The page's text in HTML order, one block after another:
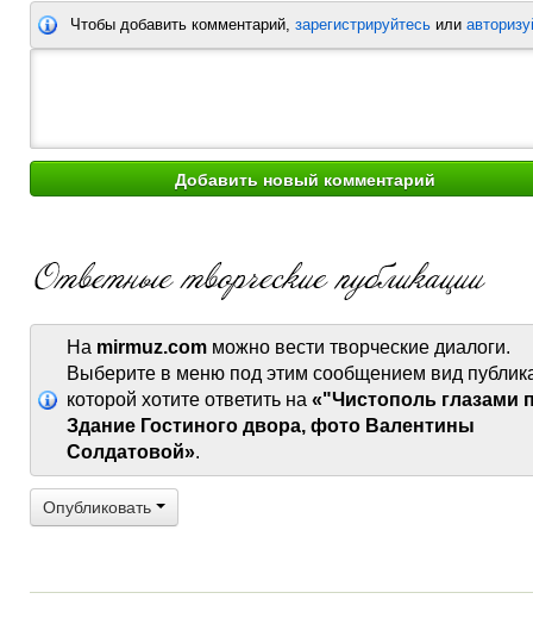
Чтобы добавить комментарий, зарегистрируйтесь или
На mirmuz.com можно вести творческие диалоги.
Выберите в меню под этим сообщением вид
которой хотите ответить на «"Чистополь глазами
Здание Гостиного двора, фото Валентины
Солдатовой».
Опубликовать